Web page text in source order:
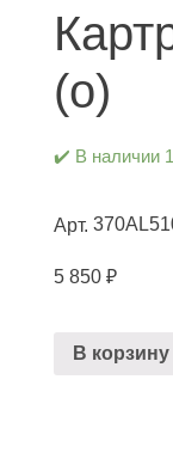
(о)
✔️ В наличии
Арт.
5 850 ₽
В корзину